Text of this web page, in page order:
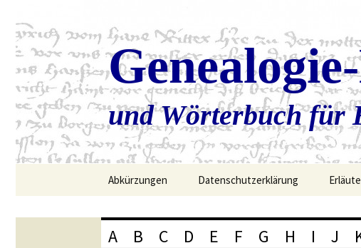
und Wörterbuch für
Abkürzungen Datenschutzerklärung
A B C D E F G H I J